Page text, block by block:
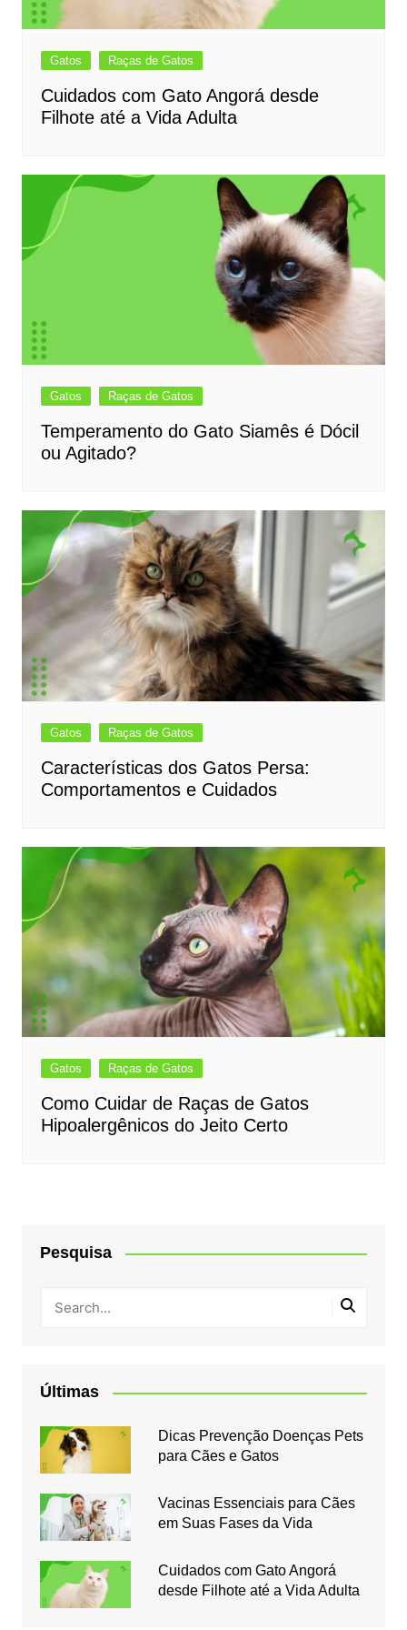
Gatos Raças de Gatos
Cuidados com Gato Angorá desde
Filhote até a Vida Adulta
Gatos Raças de Gatos
Temperamento do Gato Siamês é Dócil
ou Agitado?
Gatos Raças de Gatos
Características dos Gatos Persa:
Comportamentos e Cuidados
Gatos Raças de Gatos
Como Cuidar de Raças de Gatos
Hipoalergênicos do Jeito Certo
Pesquisa
Últimas
Dicas Prevenção Doenças Pets
para Cães e Gatos
Vacinas Essenciais para Cães
em Suas Fases da Vida
Cuidados com Gato Angorá
desde Filhote até a Vida Adulta